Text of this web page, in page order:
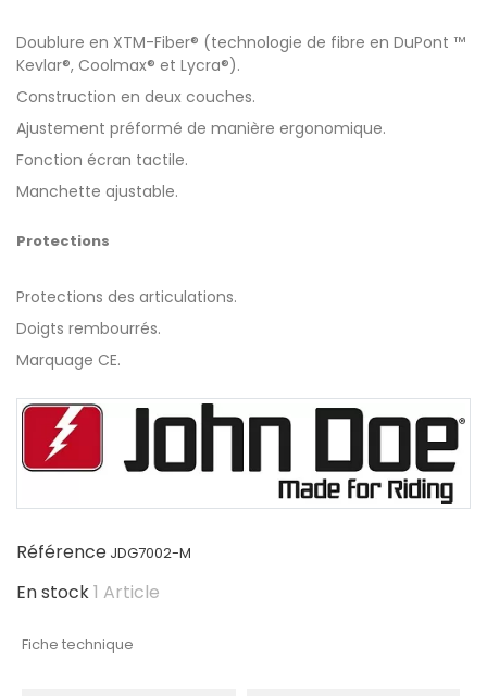
Doublure en XTM-Fiber® (technologie de fibre en DuPont ™
Kevlar®, Coolmax® et Lycra®).
Construction en deux couches.
Ajustement préformé de manière ergonomique.
Fonction écran tactile.
Manchette ajustable.
Protections
Protections des articulations.
Doigts rembourrés.
Marquage CE.
Référence JDG7002-M
En stock1 Article
Fiche technique